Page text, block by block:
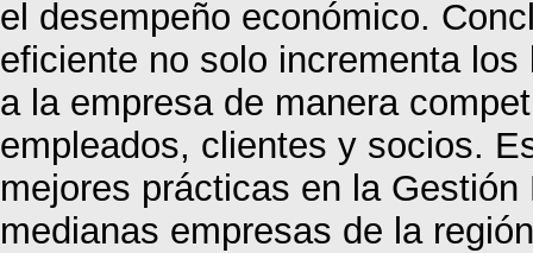
el desempeño económico.
eficiente no solo incrementa
a la empresa de manera
empleados, clientes y socios.
mejores prácticas en la
medianas empresas de la región